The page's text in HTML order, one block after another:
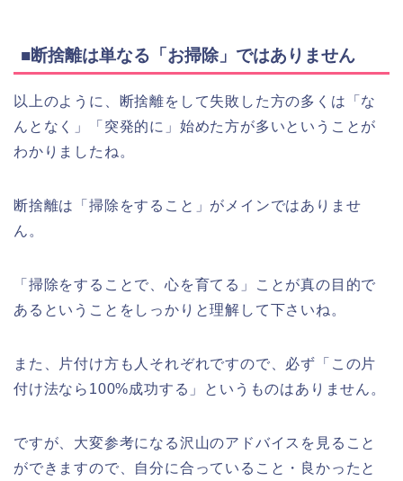
■断捨離は単なる「お掃除」ではありません
以上のように、断捨離をして失敗した方の多くは「な
んとなく」「突発的に」始めた方が多いということが
わかりましたね。
断捨離は「掃除をすること」がメインではありませ
ん。
「掃除をすることで、心を育てる」ことが真の目的で
あるということをしっかりと理解して下さいね。
また、片付け方も人それぞれですので、必ず「この片
付け法なら100%成功する」というものはありません。
ですが、大変参考になる沢山のアドバイスを見ること
ができますので、自分に合っていること・良かったと